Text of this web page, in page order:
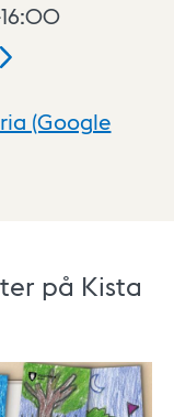
(Google
på Kista